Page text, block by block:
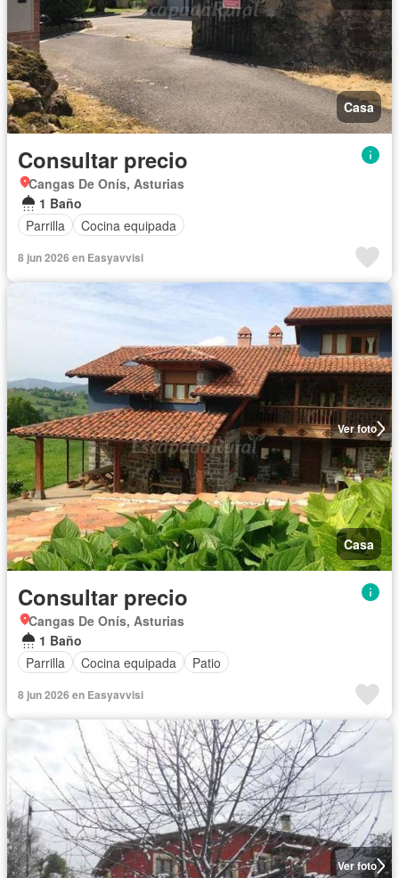
Casa
Consultar precio
Cangas De Onís, Asturias
1 Baño
Parrilla
Cocina equipada
8 jun 2026 en Easyavvisi
Ver foto
Casa
Consultar precio
Cangas De Onís, Asturias
1 Baño
Parrilla
Cocina equipada Patio
8 jun 2026 en Easyavvisi
Ver foto